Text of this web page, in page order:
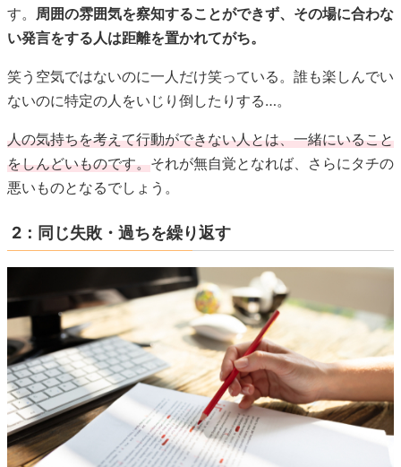
す。 周囲の雰囲気を察知することができず、その場に合わな
い発言をする人は距離を置かれてがち。
笑う空気ではないのに一人だけ笑っている。誰も楽しんでい
ないのに特定の人をいじり倒したりする…。
人の気持ちを考えて行動ができない人とは、一緒にいること
をしんどいものです。それが無自覚となれば、さらにタチの
悪いものとなるでしょう。
2：同じ失敗・過ちを繰り返す